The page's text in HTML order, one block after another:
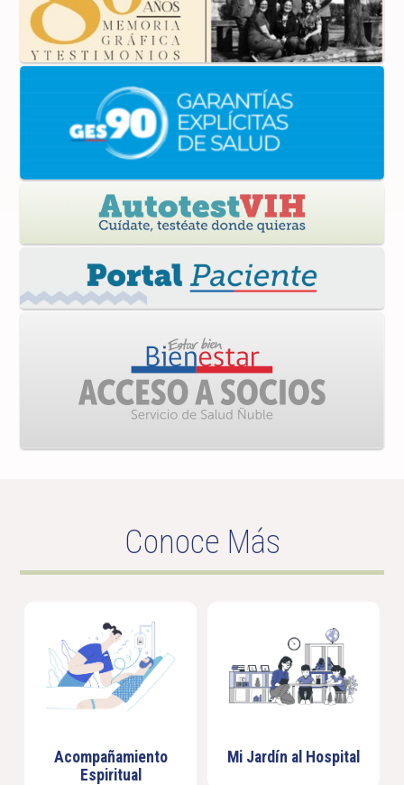
Conoce Más
Acompañamiento
Espiritual
Mi Jardín al Hospital